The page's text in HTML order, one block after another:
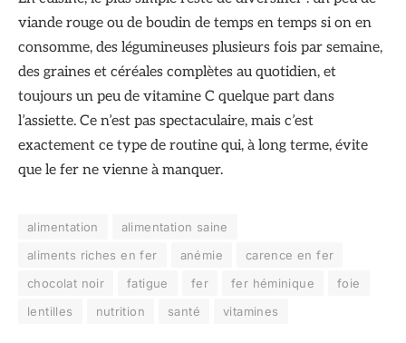
viande rouge ou de boudin de temps en temps si on en
consomme, des légumineuses plusieurs fois par semaine,
des graines et céréales complètes au quotidien, et
toujours un peu de vitamine C quelque part dans
l’assiette. Ce n’est pas spectaculaire, mais c’est
exactement ce type de routine qui, à long terme, évite
que le fer ne vienne à manquer.
alimentation
alimentation saine
aliments riches en fer
anémie
carence en fer
chocolat noir
fatigue fer fer héminique
foie
lentilles
nutrition santé vitamines